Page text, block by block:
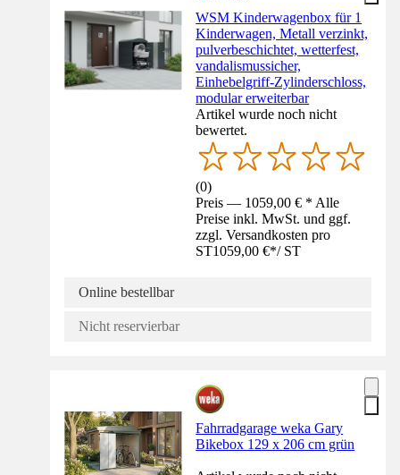
WSM Kinderwagenbox für 1
Kinderwagen, Metall verzinkt,
pulverbeschichtet, wetterfest,
vandalismussicher,
Einhebelgriff-Zylinderschloss,
modular erweiterbar
Artikel wurde noch nicht
bewertet.
(0)
Preis — 1059,00 € * Alle
Preise inkl. MwSt. und ggf.
zzgl. Versandkosten pro
ST1059,00 €*/ ST
Online bestellbar
Nicht reservierbar
Fahrradgarage weka Gary
Bikebox 129 x 206 cm grün